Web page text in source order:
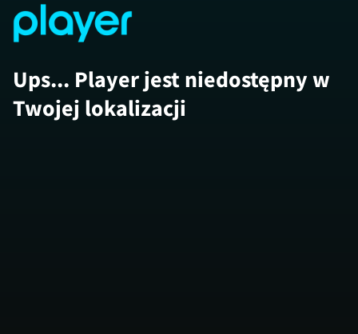
Ups... Player jest niedostępny w
Twojej lokalizacji